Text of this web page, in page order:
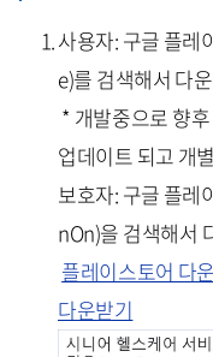
사용자: 구글 플레
e)를 검색해서 다
* 개발중으로 향
업데이트 되고 개
보호자: 구글 플레
nOn)을 검색해서
플레이스토어 다
다운받기